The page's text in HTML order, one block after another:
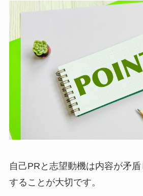
自己PRと志望動機は内容が矛
することが大切です。